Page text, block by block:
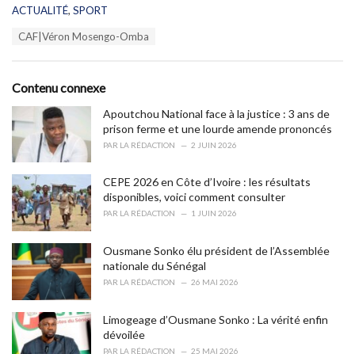
C
o
r
i
e
s
:
ACTUALITÉ, SPORT
:
CAF|Véron Mosengo-Omba
Contenu connexe
Apoutchou National face à la justice : 3 ans de
prison ferme et une lourde amende prononcés
PAR LA RÉDACTION 2 JUIN 2026
CEPE 2026 en Côte d’Ivoire : les résultats
disponibles, voici comment consulter
PAR LA RÉDACTION 1 JUIN 2026
Ousmane Sonko élu président de l’Assemblée
nationale du Sénégal
PAR LA RÉDACTION 26 MAI 2026
Limogeage d’Ousmane Sonko : La vérité enfin
dévoilée
PAR LA RÉDACTION 25 MAI 2026